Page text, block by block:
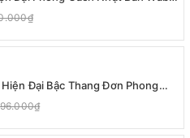
B
Đại Bậc Thang Đơn Phong
sabi DC-T078B